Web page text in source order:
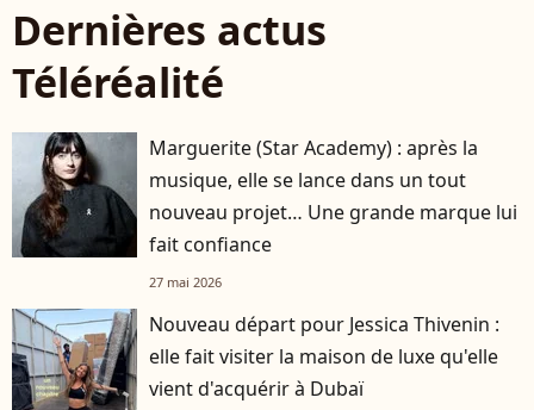
Dernières actus
Téléréalité
Marguerite (Star Academy) : après la
musique, elle se lance dans un tout
nouveau projet… Une grande marque lui
fait confiance
27 mai 2026
Nouveau départ pour Jessica Thivenin :
elle fait visiter la maison de luxe qu'elle
vient d'acquérir à Dubaï